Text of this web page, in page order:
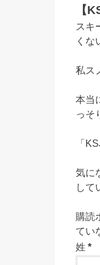
【
スキ
くな
私ス
本当
っそ
「
気に
して
購読
てい
姓 *